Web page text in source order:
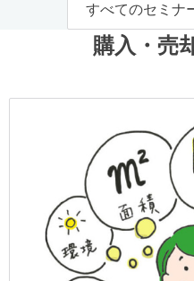
すべてのセミナ
購入・売